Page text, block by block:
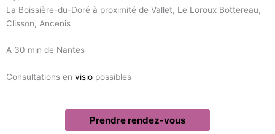
La Boissière-du-Doré à proximité de Vallet, Le Loroux Bottereau,
Clisson, Ancenis
A 30 min de Nantes
Consultations en visio possibles
Prendre rendez-vous